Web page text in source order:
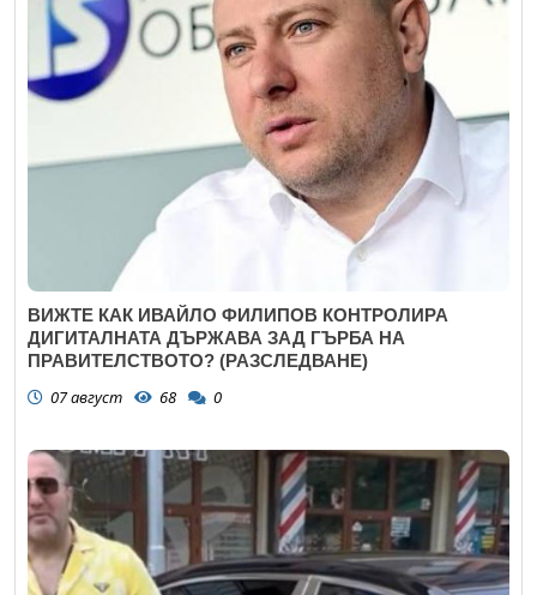
ВИЖТЕ КАК ИВАЙЛО ФИЛИПОВ КОНТРОЛИРА
ДИГИТАЛНАТА ДЪРЖАВА ЗАД ГЪРБА НА
ПРАВИТЕЛСТВОТО? (РАЗСЛЕДВАНЕ)
07 август 68 0